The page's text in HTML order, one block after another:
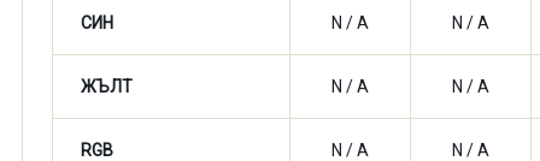
СИН N / A N / A
ЖЪЛТ N / A N / A
RGB N / A N / A